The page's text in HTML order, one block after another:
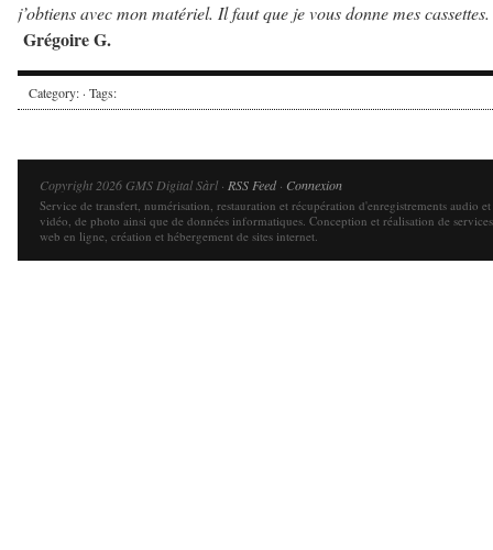
j’obtiens avec mon matériel. Il faut que je vous donne mes
Grégoire G.
Category: · Tags:
Copyright 2026 GMS Digital Sàrl · RSS Feed· Connexion
Service de transfert, numérisation, restauration et récupération d'enregistrements audio et
vidéo, de photo ainsi que de données informatiques. Conception et réalisation de services
web en ligne, création et hébergement de sites internet.